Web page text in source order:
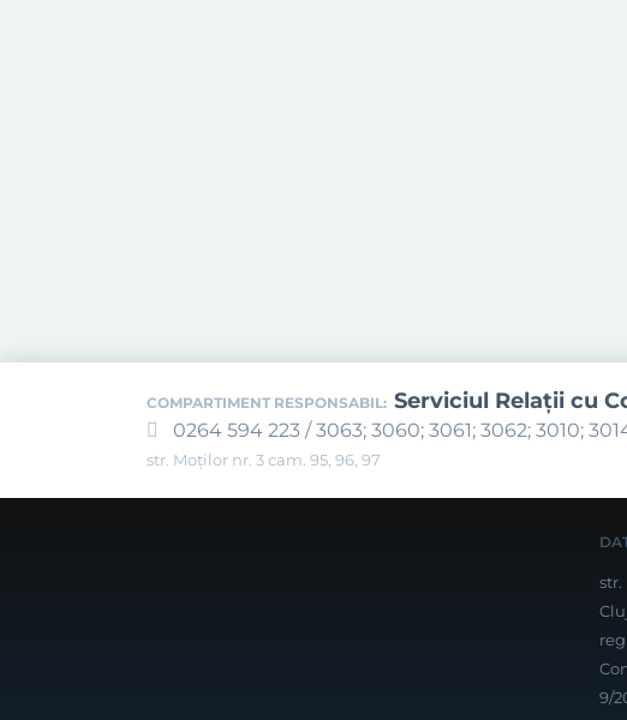
COMPARTIMENT RESPONSABIL: Serviciul Relaţii cu
0264 594 223 / 3063; 3060; 3061; 3062; 3010;
str. Moților nr. 3 cam. 95, 96, 97
str.
9/